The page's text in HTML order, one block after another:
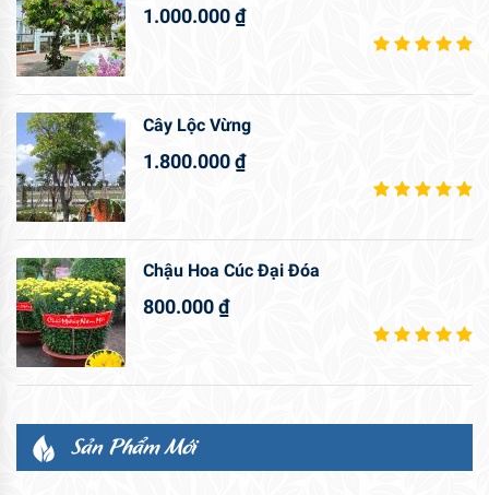
1.000.000₫
Cây Lộc Vừng
1.800.000₫
Chậu Hoa Cúc Đại Đóa
800.000₫
Sản Phẩm Mới